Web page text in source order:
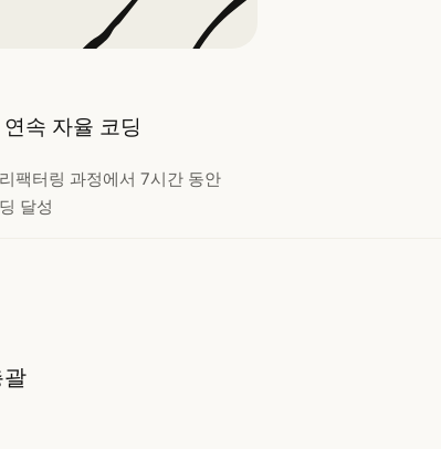
속 자율 코딩
팩터링 과정에서 7시간 동안
달성